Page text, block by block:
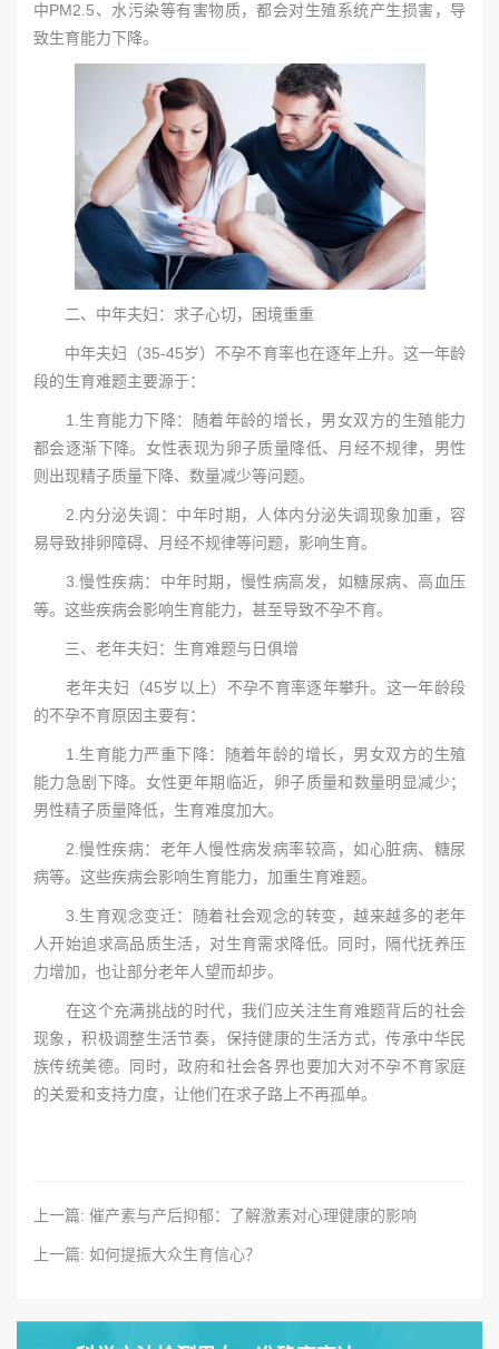
中PM2.5、水污染等有害物质，都会对生殖系统产生损害，导
致生育能力下降。
二、中年夫妇：求子心切，困境重重
中年夫妇（35-45岁）不孕不育率也在逐年上升。这一年龄
段的生育难题主要源于：
1.生育能力下降：随着年龄的增长，男女双方的生殖能力
都会逐渐下降。女性表现为卵子质量降低、月经不规律，男性
则出现精子质量下降、数量减少等问题。
2.内分泌失调：中年时期，人体内分泌失调现象加重，容
易导致排卵障碍、月经不规律等问题，影响生育。
3.慢性疾病：中年时期，慢性病高发，如糖尿病、高血压
等。这些疾病会影响生育能力，甚至导致不孕不育。
三、老年夫妇：生育难题与日俱增
老年夫妇（45岁以上）不孕不育率逐年攀升。这一年龄段
的不孕不育原因主要有：
1.生育能力严重下降：随着年龄的增长，男女双方的生殖
能力急剧下降。女性更年期临近，卵子质量和数量明显减少；
男性精子质量降低，生育难度加大。
2.慢性疾病：老年人慢性病发病率较高，如心脏病、糖尿
病等。这些疾病会影响生育能力，加重生育难题。
3.生育观念变迁：随着社会观念的转变，越来越多的老年
人开始追求高品质生活，对生育需求降低。同时，隔代抚养压
力增加，也让部分老年人望而却步。
在这个充满挑战的时代，我们应关注生育难题背后的社会
现象，积极调整生活节奏，保持健康的生活方式，传承中华民
族传统美德。同时，政府和社会各界也要加大对不孕不育家庭
的关爱和支持力度，让他们在求子路上不再孤单。
上一篇: 催产素与产后抑郁：了解激素对心理健康的影响
上一篇: 如何提振大众生育信心？